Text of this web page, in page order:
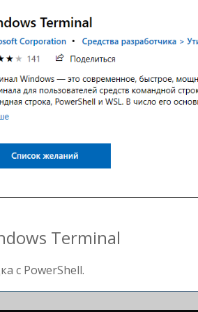
Terminal
с PowerShell.